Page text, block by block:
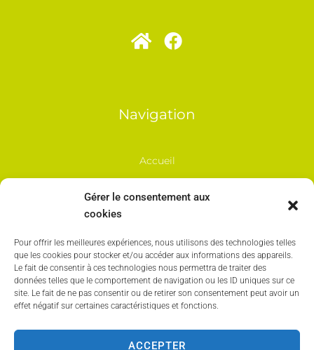
Gérer le consentement aux
cookies
Pour offrir les meilleures expériences, nous utilisons des technologies telles
que les cookies pour stocker et/ou accéder aux informations des appareils.
Le fait de consentir à ces technologies nous permettra de traiter des
données telles que le comportement de navigation ou les ID uniques sur ce
site. Le fait de ne pas consentir ou de retirer son consentement peut avoir un
effet négatif sur certaines caractéristiques et fonctions.
ACCEPTER
Navigation
Accueil
Marchés Locaux
Besoin d'aide ?
Mentions Légales